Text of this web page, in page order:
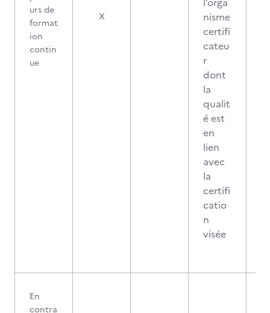
urs de
format
ion
contin
ue
X
nisme
certifi
cateu
r
dont
la
qualit
é est
en
lien
avec
la
certifi
catio
n
visée
En
contra